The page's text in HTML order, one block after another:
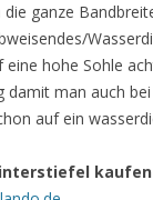
ganze
eine hohe Sohle
damit man auch
auf ein